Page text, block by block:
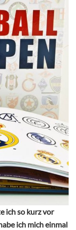
ich so kurz vor
ich mich einmal